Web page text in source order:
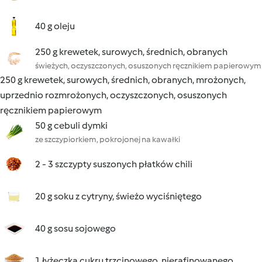
40 g oleju
250 g krewetek, surowych, średnich, obranych
świeżych, oczyszczonych, osuszonych ręcznikiem papierowym
250 g krewetek, surowych, średnich, obranych, mrożonych,
uprzednio rozmrożonych, oczyszczonych, osuszonych
ręcznikiem papierowym
50 g cebuli dymki
ze szczypiorkiem, pokrojonej na kawałki
2 - 3 szczypty suszonych płatków chili
20 g soku z cytryny, świeżo wyciśniętego
40 g sosu sojowego